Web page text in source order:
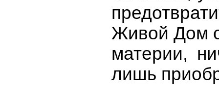
Живой Дом
материи,
лишь